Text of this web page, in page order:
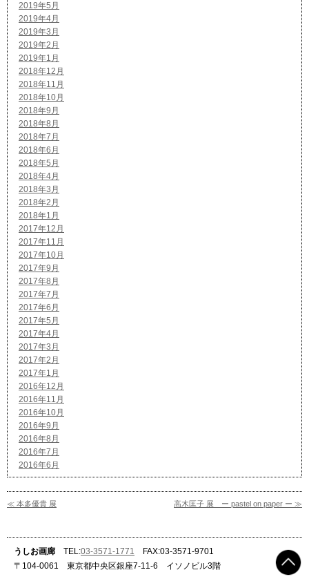
2019年5月
2019年4月
2019年3月
2019年2月
2019年1月
2018年12月
2018年11月
2018年10月
2018年9月
2018年8月
2018年7月
2018年6月
2018年5月
2018年4月
2018年3月
2018年2月
2018年1月
2017年12月
2017年11月
2017年10月
2017年9月
2017年8月
2017年7月
2017年6月
2017年5月
2017年4月
2017年3月
2017年2月
2017年1月
2016年12月
2016年11月
2016年10月
2016年9月
2016年8月
2016年7月
2016年6月
≪ 本多優貴 展 高木匡子 展 ー pastel on paper ー ≫
うしお画廊 TEL:03-3571-1771 FAX:03-3571-9701
〒104-0061 東京都中央区銀座7-11-6 イソノビル3階